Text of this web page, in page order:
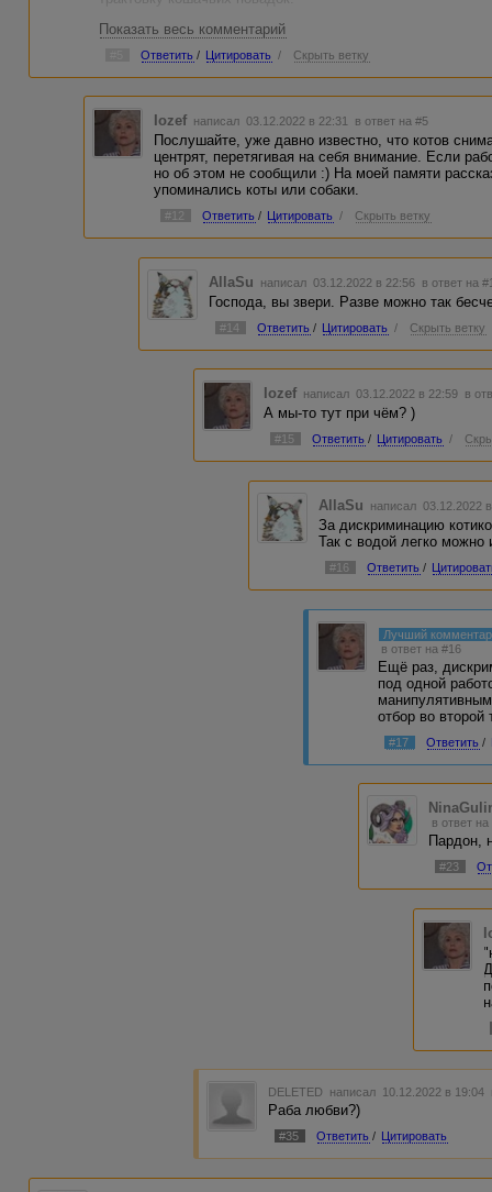
Показать весь комментарий
Ответить / Цитировать / Скрыть ветку
Iozef написал 03.12.2022 в 22:31 в ответ на #5
Послушайте, уже давно известно, что котов
центрят, перетягивая на себя внимание. Если
но об этом не сообщили :) На моей памяти
упоминались коты или собаки.
#12 Ответить / Цитировать / Скрыть ветку
AllaSu написал 03.12.2022 в 22:56 в ответ на
Господа, вы звери. Разве можно так
#14 Ответить / Цитировать / Скрыть ветку
Iozef написал 03.12.2022 в 22:59 в
А мы-то тут при чём? )
#15 Ответить / Цитировать /
AllaSu написал 03.12.2022
За дискриминацию
Так с водой легко можно
#16 Ответить /
Лучший
в ответ на #16
Ещё раз,
под одной
отбор во второй
#17 Ответить /
в ответ
Пардон,
#23
DELETED написал 10.12.2022 в 19:04
Раба любви?)
#35 Ответить / Цитировать